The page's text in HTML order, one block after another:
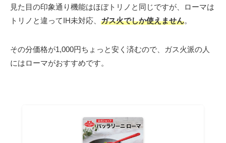
見た目の印象通り機能はほぼトリノと同じですが、ローマは
トリノと違ってIH未対応、 ガス火でしか使えません。
その分価格が1,000円ちょっと安く済むので、ガス火派の人
にはローマがおすすめです。